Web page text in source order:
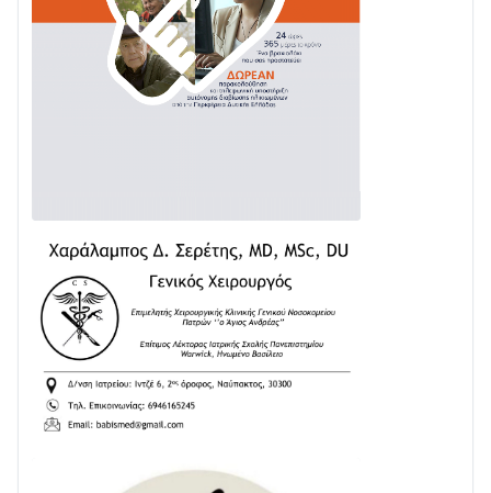
02/08 • 18:26
Διαβάστε την «Ναυπακτία» που κυκλοφορεί
31/07 • 08:16
24/07 • 11:31
ΕΚΤΑΚΤΟ – ΝΑΥΠΑΚΤΙΑ: ΣΥΝΑΓΕΡΜΟΣ ΣΤΗΝ
ΠΥΡΟΣΒΕΣΤΙΚΗ ΓΙΑ ΦΩΤΙΑ ΣΤΟΝ ΑΓΙΟ ΗΛΙΑ ΠΡΙΝ ΤΗ
ΓΡΑΝΙΤΣΑ
24/07 • 11:03